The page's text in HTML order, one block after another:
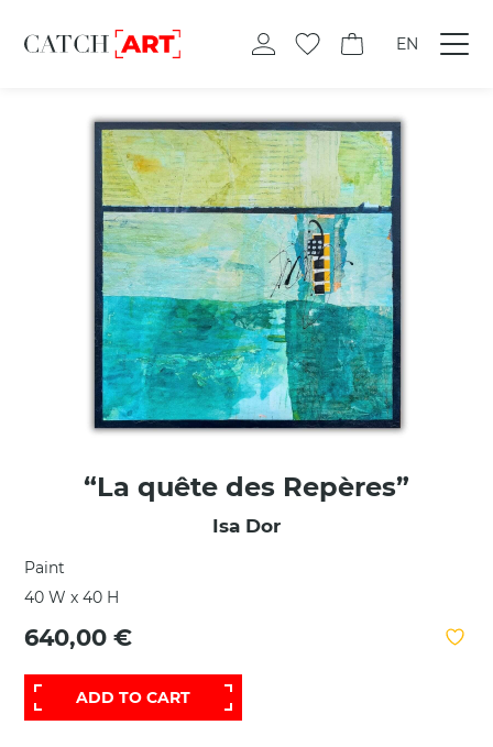
EN
“La quête des Repères”
Isa Dor
Paint
40 W x 40 H
640,00 €
ADD TO CART